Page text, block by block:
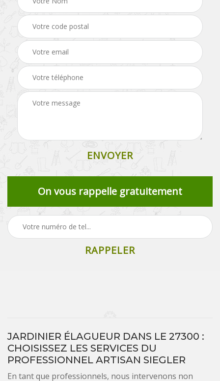
On vous rappelle gratuitement
JARDINIER ÉLAGUEUR DANS LE 27300 :
CHOISISSEZ LES SERVICES DU
PROFESSIONNEL ARTISAN SIEGLER
En tant que professionnels, nous intervenons non